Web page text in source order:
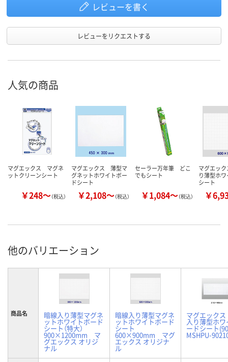
レビューを書く
レビューをリクエストする
人気の商品
マグエックス マグネ
ットクリーンシート
￥248～（税込）
マグエックス 薄型マ
グネットホワイトボー
ドシート
￥2,108～（税込）
セーラー万年筆 どこ
でもシート
￥1,084～（税込）
マグエッ
り薄型ホ
シート
￥
他のバリエーション
商品名 暗線入り薄型マグネ
ットホワイトボード
シート（特大）
900×1200mm マ
グエックス オリジ
ナル
暗線入り薄型マグネ
ットホワイトボード
シート
600×900mm マグ
エックス オリジナ
ル
マグエックス
入り薄型ホ
ードシート
MSHPU-